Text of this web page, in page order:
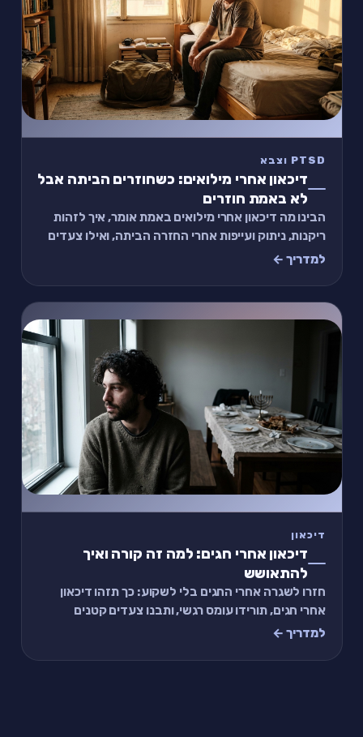
PTSD וצבא
דיכאון אחרי מילואים: כשחוזרים הביתה אבל
לא באמת חוזרים
הבינו מה דיכאון אחרי מילואים באמת אומר, איך לזהות
ריקנות, ניתוק ועייפות אחרי החזרה הביתה, ואילו צעדים
יכולים לעזור לכם לחזור בהדרגה.
למדריך ←
דיכאון
דיכאון אחרי חגים: למה זה קורה ואיך
להתאושש
חזרו לשגרה אחרי החגים בלי לשקוע: כך תזהו דיכאון
אחרי חגים, תורידו עומס רגשי, ותבנו צעדים קטנים
שמחזירים אנרגיה, תפקוד וקרקע יציבה.
למדריך ←